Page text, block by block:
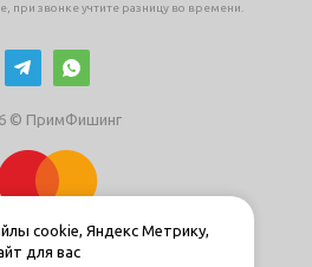
при звонке учтите разницу во времени.
© ПримФишинг
cookie, Яндекс Метрику,
для вас